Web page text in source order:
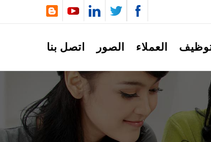
العملاء الصور اتصل بنا